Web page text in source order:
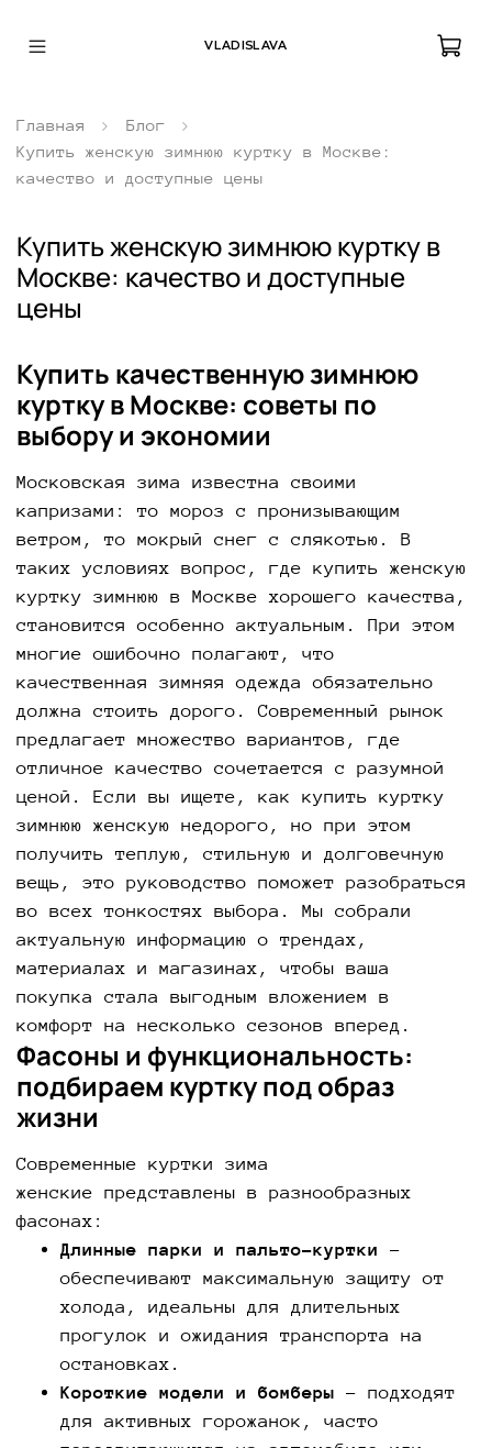
VLADISLAVA
Главная
Блог
Купить женскую зимнюю куртку в Москве:
качество и доступные цены
Купить женскую зимнюю куртку в
Москве: качество и доступные
цены
Купить качественную зимнюю
куртку в Москве: советы по
выбору и экономии
Московская зима известна своими
капризами: то мороз с пронизывающим
ветром, то мокрый снег с слякотью. В
таких условиях вопрос, где купить женскую
куртку зимнюю в Москве хорошего качества,
становится особенно актуальным. При этом
многие ошибочно полагают, что
качественная зимняя одежда обязательно
должна стоить дорого. Современный рынок
предлагает множество вариантов, где
отличное качество сочетается с разумной
ценой. Если вы ищете, как купить куртку
зимнюю женскую недорого, но при этом
получить теплую, стильную и долговечную
вещь, это руководство поможет разобраться
во всех тонкостях выбора. Мы собрали
актуальную информацию о трендах,
материалах и магазинах, чтобы ваша
покупка стала выгодным вложением в
комфорт на несколько сезонов вперед.
Фасоны и функциональность:
подбираем куртку под образ
жизни
Современные куртки зима
женские представлены в разнообразных
фасонах:
Длинные парки и пальто-куртки
-
обеспечивают максимальную защиту от
холода, идеальны для длительных
прогулок и ожидания транспорта на
остановках.
Короткие модели и бомберы - подходят
для активных горожанок, часто